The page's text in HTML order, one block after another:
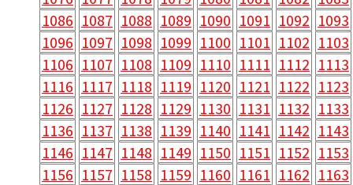
1086 1087 1088 1089 1090 1091 1092 1093
1096 1097 1098 1099 1100 1101 1102 1103
1106 1107 1108 1109 1110 1111 1112 1113
1116 1117 1118 1119 1120 1121 1122 1123
1126 1127 1128 1129 1130 1131 1132 1133
1136 1137 1138 1139 1140 1141 1142 1143
1146 1147 1148 1149 1150 1151 1152 1153
1156 1157 1158 1159 1160 1161 1162 1163